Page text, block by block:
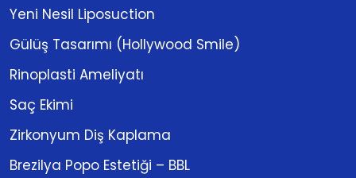
Yeni Nesil Liposuction
Gülüş Tasarımı (Hollywood Smile)
Rinoplasti Ameliyatı
Saç Ekimi
Zirkonyum Diş Kaplama
Brezilya Popo Estetiği – BBL